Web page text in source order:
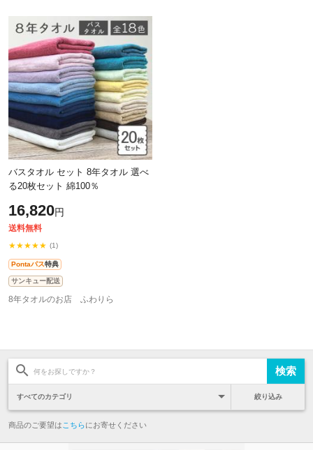
バスタオル セット 8年タオル 選べ
る20枚セット 綿100％
16,820円
送料無料
★★★★★ (1)
Pontaパス特典
サンキュー配送
8年タオルのお店 ふわりら
絞り込み
商品のご要望は こちらにお寄せください